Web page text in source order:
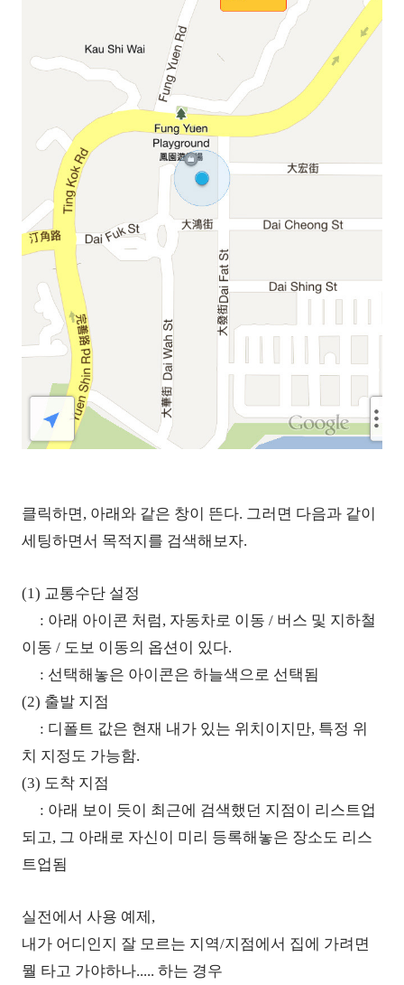
클릭하면, 아래와 같은 창이 뜬다. 그러면 다음과 같이
세팅하면서 목적지를 검색해보자.
(1) 교통수단 설정
: 아래 아이콘 처럼, 자동차로 이동 / 버스 및 지하철
이동 / 도보 이동의 옵션이 있다.
: 선택해놓은 아이콘은 하늘색으로 선택됨
(2) 출발 지점
: 디폴트 값은 현재 내가 있는 위치이지만, 특정 위
치 지정도 가능함.
(3) 도착 지점
: 아래 보이 듯이 최근에 검색했던 지점이 리스트업
되고, 그 아래로 자신이 미리 등록해놓은 장소도 리스
트업됨
실전에서 사용 예제,
내가 어디인지 잘 모르는 지역/지점에서 집에 가려면
뭘 타고 가야하나..... 하는 경우